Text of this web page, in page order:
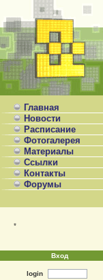
Главная
Новости
Расписание
Фотогалерея
Материалы
Ссылки
Контакты
Форумы
*
Вход
login